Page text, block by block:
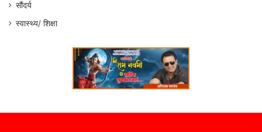
सौंदर्य
स्वास्थ्य/ शिक्षा